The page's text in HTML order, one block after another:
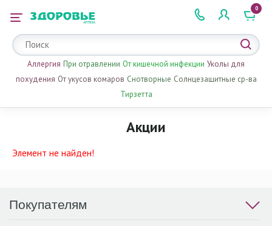
2 505 505
0
Аллергия При отравлении От кишечной инфекции Уколы для
похудения От укусов комаров Снотворные Солнцезащитные ср-ва
Тирзетта
Акции
Элемент не найден!
Покупателям